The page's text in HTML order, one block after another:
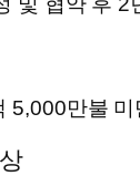
5,000만불 미